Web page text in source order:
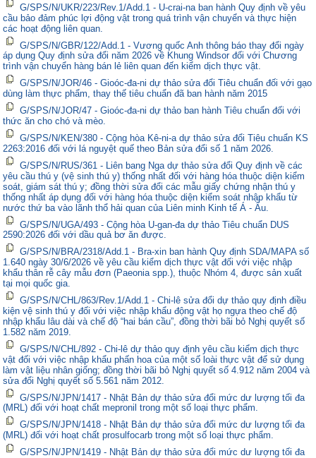
G/SPS/N/UKR/223/Rev.1/Add.1 - U-crai-na ban hành Quy định về yêu
cầu bảo đảm phúc lợi động vật trong quá trình vận chuyển và thực hiện
các hoạt động liên quan.
G/SPS/N/GBR/122/Add.1 - Vương quốc Anh thông báo thay đổi ngày
áp dụng Quy định sửa đổi năm 2026 về Khung Windsor đối với Chương
trình vận chuyển hàng bán lẻ liên quan đến kiểm dịch thực vật.
G/SPS/N/JOR/46 - Gioóc-đa-ni dự thảo sửa đổi Tiêu chuẩn đối với gạo
dùng làm thực phẩm, thay thế tiêu chuẩn đã ban hành năm 2015
G/SPS/N/JOR/47 - Gioóc-đa-ni dự thảo ban hành Tiêu chuẩn đối với
thức ăn cho chó và mèo.
G/SPS/N/KEN/380 - Cộng hòa Kê-ni-a dự thảo sửa đổi Tiêu chuẩn KS
2263:2016 đối với lá nguyệt quế theo Bản sửa đổi số 1 năm 2026.
G/SPS/N/RUS/361 - Liên bang Nga dự thảo sửa đổi Quy định về các
yêu cầu thú y (vệ sinh thú y) thống nhất đối với hàng hóa thuộc diện kiểm
soát, giám sát thú y; đồng thời sửa đổi các mẫu giấy chứng nhận thú y
thống nhất áp dụng đối với hàng hóa thuộc diện kiểm soát nhập khẩu từ
nước thứ ba vào lãnh thổ hải quan của Liên minh Kinh tế Á - Âu.
G/SPS/N/UGA/493 - Cộng hòa U-gan-đa dự thảo Tiêu chuẩn DUS
2590:2026 đối với dầu quả bơ ăn được.
G/SPS/N/BRA/2318/Add.1 - Bra-xin ban hành Quy định SDA/MAPA số
1.640 ngày 30/6/2026 về yêu cầu kiểm dịch thực vật đối với việc nhập
khẩu thân rễ cây mẫu đơn (Paeonia spp.), thuộc Nhóm 4, được sản xuất
tại mọi quốc gia.
G/SPS/N/CHL/863/Rev.1/Add.1 - Chi-lê sửa đổi dự thảo quy định điều
kiện vệ sinh thú y đối với việc nhập khẩu động vật họ ngựa theo chế độ
nhập khẩu lâu dài và chế độ “hai bán cầu”, đồng thời bãi bỏ Nghị quyết số
1.582 năm 2019.
G/SPS/N/CHL/892 - Chi-lê dự thảo quy định yêu cầu kiểm dịch thực
vật đối với việc nhập khẩu phấn hoa của một số loài thực vật để sử dụng
làm vật liệu nhân giống; đồng thời bãi bỏ Nghị quyết số 4.912 năm 2004 và
sửa đổi Nghị quyết số 5.561 năm 2012.
G/SPS/N/JPN/1417 - Nhật Bản dự thảo sửa đổi mức dư lượng tối đa
(MRL) đối với hoạt chất mepronil trong một số loại thực phẩm.
G/SPS/N/JPN/1418 - Nhật Bản dự thảo sửa đổi mức dư lượng tối đa
(MRL) đối với hoạt chất prosulfocarb trong một số loại thực phẩm.
G/SPS/N/JPN/1419 - Nhật Bản dự thảo sửa đổi mức dư lượng tối đa